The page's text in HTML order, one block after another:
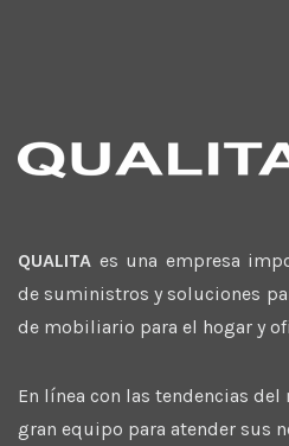
QUALITA es una empresa
de suministros y soluciones
de mobiliario para el hogar y
En línea con las tendencias del
gran equipo para atender sus